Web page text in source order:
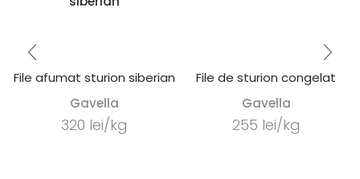
File afumat sturion siberian
Gavella
320 lei/kg
File de sturion congelat
Gavella
255 lei/kg